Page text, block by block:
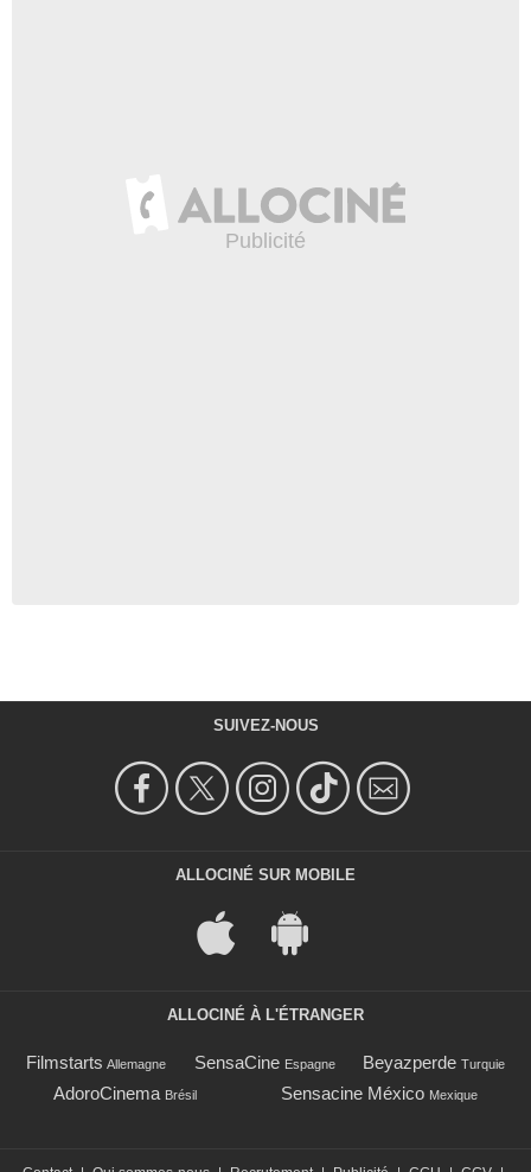
SUIVEZ-NOUS
ALLOCINÉ SUR MOBILE
ALLOCINÉ À L'ÉTRANGER
Filmstarts Allemagne SensaCine Espagne Beyazperde Turquie
AdoroCinema Brésil Sensacine México Mexique